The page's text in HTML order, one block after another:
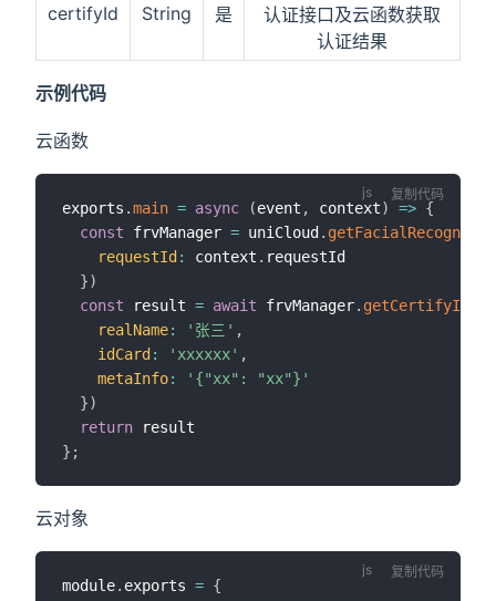
certifyId String 是
认证接口及云函数获取
认证结果
示例代码
云函数
exports .main = async (event , context) => {
const frvManager = uniCloud.
requestId: context . requestId
})
const result = await frvManager. getCertifyId
realName: '张三' ,
idCard: 'xxxxxx' ,
metaInfo:
'{"xx": "xx"}'
})
return
} ;
复制代码
云对象
module. exports = {
复制代码